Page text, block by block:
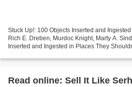
Stuck Up!: 100 Objects Inserted and
Rich E. Dreben, Murdoc Knight, Marty A.
Inserted and Ingested in Places They
Read online: Sell It Like